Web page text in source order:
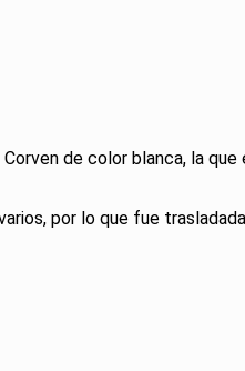
de color blanca, la que
por lo que fue